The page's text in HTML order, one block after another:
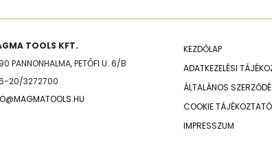
TOOLS KFT.
PANNONHALMA, PETŐFI U. 6/B
20/3272700
KEZDŐLAP
ADATKEZELÉSI
ÁLTALÁNOS
COOKIE TÁJÉKOZTATÓ
IMPRESSZUM